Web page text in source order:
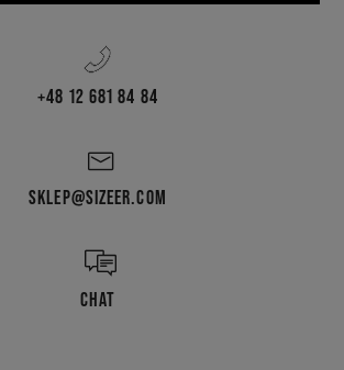
+48 12 681 84 84
SKLEP@SIZEER.COM
CHAT